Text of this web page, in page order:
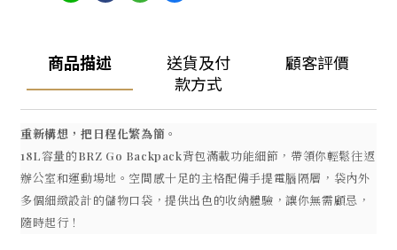
商品描述
送貨及付
款方式
顧客評價
重新構想，把日程化繁為簡。
18L容量的BRZ Go Backpack背包滿載功能細節，帶領你輕鬆往返
辦公室和運動場地。空間感十足的主格配備手提電腦隔層，袋內外
多個細緻設計的儲物口袋，提供出色的收納體驗，讓你無需顧忌，
隨時起行！